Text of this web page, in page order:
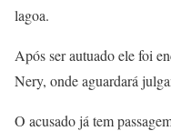
lagoa.
Após ser autuado ele foi
Nery, onde aguardará
O acusado já tem